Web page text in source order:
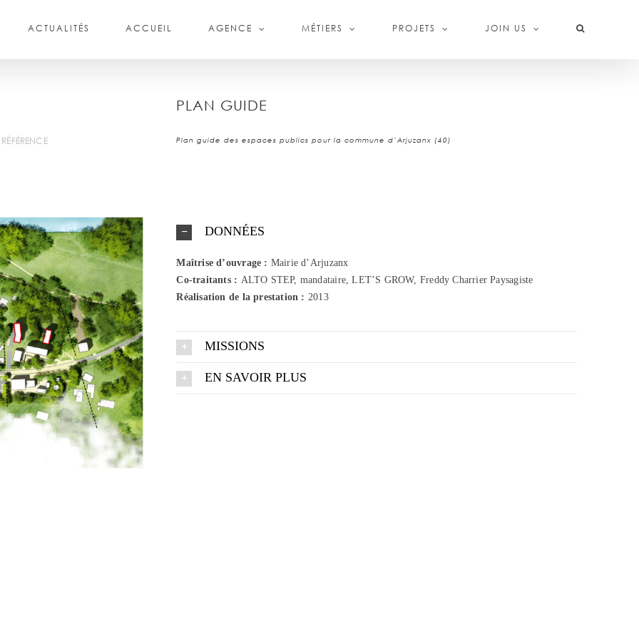
ACTUALITÉS ACCUEIL AGENCE MÉTIERS PROJETS JOIN US
PLAN GUIDE
Plan guide des espaces publics pour la commune d’Arjuzanx (40)
DONNÉES
Maîtrise d’ouvrage : Mairie d’Arjuzanx
Co-traitants : ALTO STEP, mandataire, LET’S GROW, Freddy Charrier Paysagiste
Réalisation de la prestation : 2013
MISSIONS
EN SAVOIR PLUS